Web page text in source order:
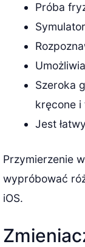
Próba
Szeroka
kręcone i
Jest
Przymierzenie
wypróbować
iOS.